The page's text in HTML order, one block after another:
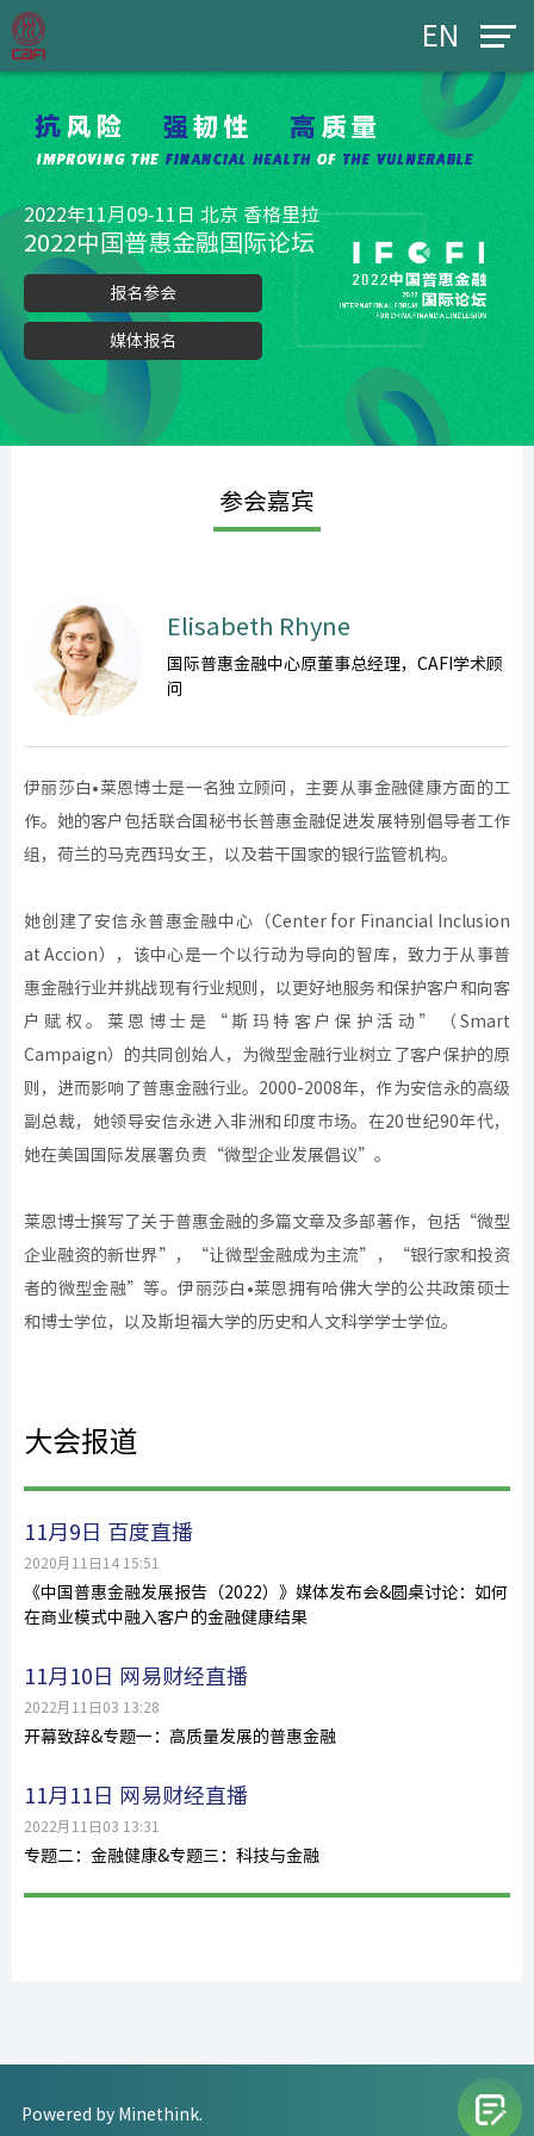
EN
2022年11月09-11日 北京 香格里拉
2022中国普惠金融国际论坛
报名参会
媒体报名
参会嘉宾
Elisabeth Rhyne
国际普惠金融中心原董事总经理，CAFI学术顾
问
伊丽莎白•莱恩博士是一名独立顾问，主要从事金融健康方面的工
作。她的客户包括联合国秘书长普惠金融促进发展特别倡导者工作
组，荷兰的马克西玛女王，以及若干国家的银行监管机构。
她创建了安信永普惠金融中心（Center for Financial Inclusion
at Accion），该中心是一个以行动为导向的智库，致力于从事普
惠金融行业并挑战现有行业规则，以更好地服务和保护客户和向客
户赋权。莱恩博士是“斯玛特客户保护活动”（Smart
Campaign）的共同创始人，为微型金融行业树立了客户保护的原
则，进而影响了普惠金融行业。2000-2008年，作为安信永的高级
副总裁，她领导安信永进入非洲和印度市场。在20世纪90年代，
她在美国国际发展署负责“微型企业发展倡议”。
莱恩博士撰写了关于普惠金融的多篇文章及多部著作，包括“微型
企业融资的新世界”，“让微型金融成为主流”，“银行家和投资
者的微型金融”等。伊丽莎白•莱恩拥有哈佛大学的公共政策硕士
和博士学位，以及斯坦福大学的历史和人文科学学士学位。
大会报道
11月9日 百度直播
2020月11日14 15:51
《中国普惠金融发展报告（2022）》媒体发布会&圆桌讨论：如何
在商业模式中融入客户的金融健康结果
11月10日 网易财经直播
2022月11日03 13:28
开幕致辞&专题一：高质量发展的普惠金融
11月11日 网易财经直播
2022月11日03 13:31
专题二：金融健康&专题三：科技与金融
Powered by Minethink.